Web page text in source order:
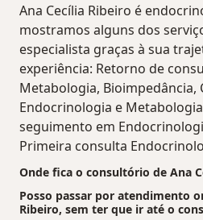
Ana Cecília Ribeiro é
mostramos alguns dos
especialista graças à sua
experiência: Retorno de
Metabologia, Bioimpedância,
Endocrinologia e
seguimento em
Primeira consulta
Onde fica o consultório de Ana
Posso passar por atendimento
Ribeiro, sem ter que ir até o